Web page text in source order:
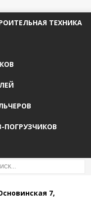
ТЕХНИКА
ПОГРУЗЧИКОВ
7,